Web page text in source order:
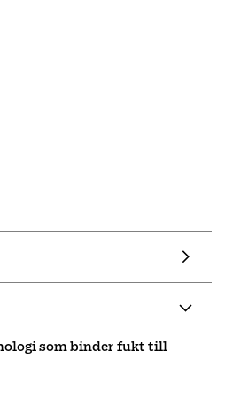
som binder fukt till